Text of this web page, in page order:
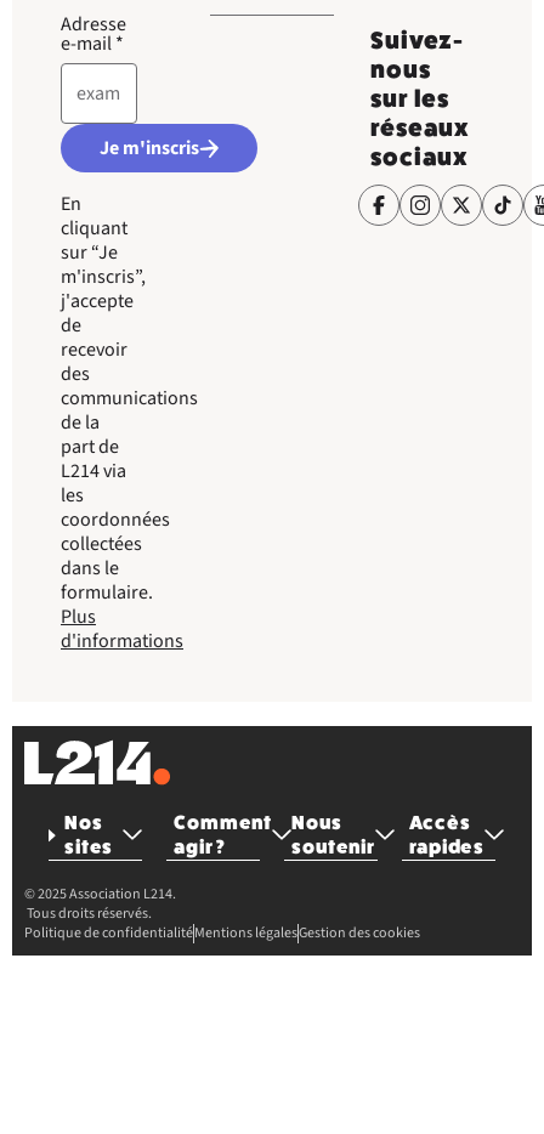
Adresse
e-mail*
Je m'inscris
En
cliquant
sur “Je
m'inscris”,
j'accepte
de
recevoir
des
communications
de la
part de
L214 via
les
coordonnées
collectées
dans le
formulaire.
Plus
d'informations
Suivez-
nous
sur les
réseaux
sociaux
Nos
sites
Comment
agir ?
Nous
soutenir
Accès
rapides
© 2025 Association L214.
Tous droits réservés.
Politique de confidentialitéMentions légalesGestion des cookies